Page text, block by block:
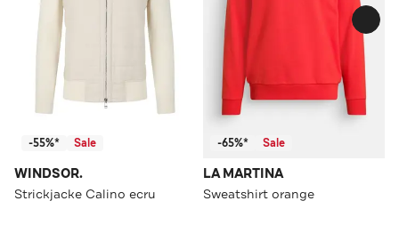
-55%* Sale
WINDSOR.
Strickjacke Calino ecru
-65%* Sale
LA MARTINA
Sweatshirt orange